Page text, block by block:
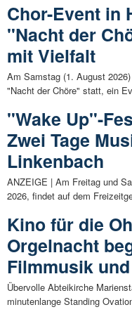
Chor-Event in
"Nacht der
mit Vielfalt
Am Samstag (1. August
"Nacht der Chöre" statt, ein
"Wake Up"-
Zwei Tage
Linkenbach
ANZEIGE | Am Freitag und
2026, findet auf dem
Kino für die
Orgelnacht
Filmmusik
Übervolle Abteikirche
minutenlange Standing